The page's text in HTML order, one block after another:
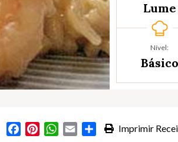
Lume
Nível:
Básico
Imprimir
FacebookPinterestWhatsApp
Email Partilhar